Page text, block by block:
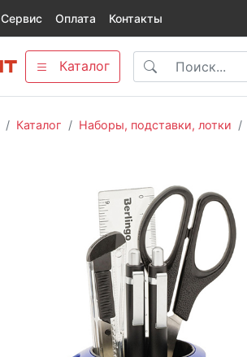
Сервис Оплата Контакты
Каталог
Каталог Наборы, подставки, лотки